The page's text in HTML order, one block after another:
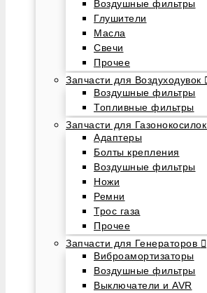
Воздушные фильтры
Глушители
Масла
Свечи
Прочее
Запчасти для Воздуходувок
Воздушные фильтры
Топливные фильтры
Запчасти для Газонокосилок
Адаптеры
Болты крепления
Воздушные фильтры
Ножи
Ремни
Трос газа
Прочее
Запчасти для Генераторов
Виброамортизаторы
Воздушные фильтры
Выключатели и AVR